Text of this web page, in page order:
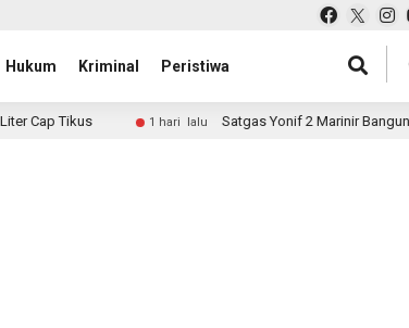
Hukum Kriminal Peristiwa
lalu Satgas Yonif 2 Marinir Bangun Penampungan Air Bersama